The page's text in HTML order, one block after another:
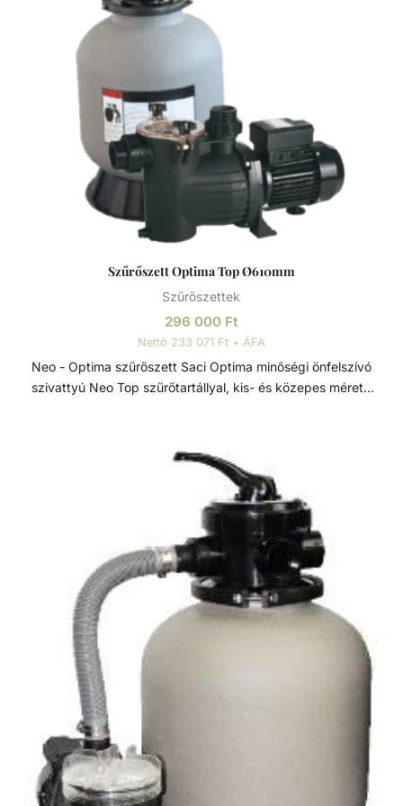
víztisztaság ideális kombinációját kínálják. A szűrőméretek,
szivattyúk és tartozékok széles választéka lehetővé teszi,
hogy az medencéhez legjobban illeszkedő rendszert
az alkatrészek precíz összhangolt működésre tervezték. A
szivattyúk és szűrők teljesítménye a maximális áramlás és
energiahatékonyság érdekében van összehangolva. A
szűrők polipropilénből vannak öntve a hosszú élettartam
érdekében. Basic szivattyú Termoplasztik műanyagból
lakossági medencék számára készült sokrétűen telepíthető
szivattyú. Minden eleme korrózióálló, termoplasztik
műanyagból készült, a tartósság és hosszú élettartam
1 1/2” - D50 - D63. Neo szűrőtartály Tartós, korrózióálló
szűrőtartály, minden időjárási viszony közötti is maximális
teljesítmény. A 7 állású vezérlőszelep gyors és egyszerű
szűrőcserét tesz lehetővé. Nagynyomású homok/víz
leeresztő a gyors téliesítéshez vagy szervizeléshez. A felső
diffúzor biztosítja a víz egyenletes eloszlását a homokágy
könnyű szervizelhetőség érdekében.
Szűrőszett Optima Top Ø610mm
Szűrőszettek
296 000 Ft
Nettó 233 071 Ft + ÁFA
Neo - Optima szűrőszett Saci Optima minőségi önfelszívó
szivattyú Neo Top szűrőtartállyal, kis- és közepes méretű
energiahatékonyság és a kiemelkedő víztisztaság ideális
kombinációját kínálják. A szűrőméretek, szivattyúk és
tartozékok széles választéka lehetővé teszi, hogy az
medencéhez legjobban illeszkedő rendszert válasszuk. A
szűrőrendszereket gyors összeszerelésre és az
alkatrészek precíz összhangolt működésre tervezték. A
szivattyúk és szűrők teljesítménye a maximális áramlás és
energiahatékonyság érdekében van összehangolva. A
szűrők polipropilénből vannak öntve a hosszú élettartam
érdekében. Saci Optima szivattyú Átlátszó polikarbonát
fedéllel ellátott, nagy méretű szűrőkosárral rendelkezik,
amely könnyen lehetővé teszi a szűrőkosár telítettségének
ellenőrzését. A motor egyetlen része sem érintkezik a
vízzel, teljesen szigetelt. A ház és a járókerék üvegszállal
erősített polipropilénből készül, ami ellenáll a medencében
található vegyi anyagoknak, és hosszú élettartamot tesz
lehetővé. Kifejezetten alkalmas sós vízzel való
munkavégzésre, köszönhetően a rozsdamentes acél (AISI-